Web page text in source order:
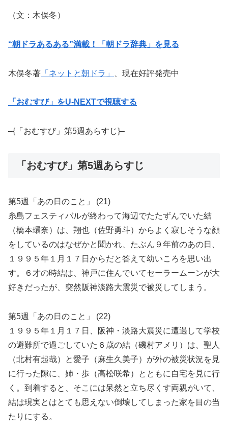
（文：木俣冬）
“朝ドラあるある”満載！「朝ドラ辞典」を見る
木俣冬著 「ネットと朝ドラ」 、現在好評発売中
「おむすび」をU-NEXTで視聴する
–{「おむすび」第5週あらすじ}–
「おむすび」第5週あらすじ
第5週「あの日のこと」 (21)
糸島フェスティバルが終わって海辺でたたずんでいた結
（橋本環奈）は、翔也（佐野勇斗）からよく寂しそうな顔
をしているのはなぜかと聞かれ、たぶん９年前のあの日、
１９９５年１月１７日からだと答えて幼いころを思い出
す。６才の時結は、神戸に住んでいてセーラームーンが大
好きだったが、突然阪神淡路大震災で被災してしまう。
第5週「あの日のこと」 (22)
１９９５年１月１７日、阪神・淡路大震災に遭遇して学校
の避難所で過ごしていた６歳の結（磯村アメリ）は、聖人
（北村有起哉）と愛子（麻生久美子）が外の被災状況を見
に行った隙に、姉・歩（高松咲希）とともに自宅を見に行
く。到着すると、そこには呆然と立ち尽くす両親がいて、
結は現実とはとても思えない倒壊してしまった家を目の当
たりにする。